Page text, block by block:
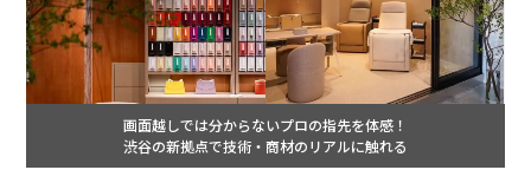
画面越しでは分からないプロの指先を体感！
渋谷の新拠点で技術・商材のリアルに触れる